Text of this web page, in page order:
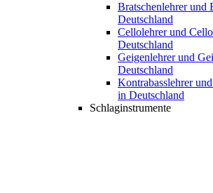
Bratschenlehrer und
Deutschland
Cellolehrer und
Deutschland
Geigenlehrer und
Deutschland
Kontrabasslehrer
in Deutschland
Schlaginstrumente